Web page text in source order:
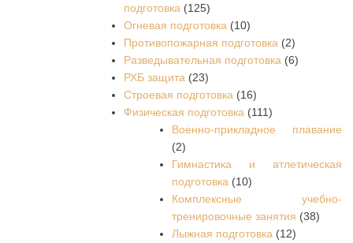
подготовка (125)
Огневая подготовка (10)
Противопожарная подготовка (2)
Разведывательная подготовка (6)
РХБ защита (23)
Строевая подготовка (16)
Физическая подготовка (111)
Военно-прикладное плавание
(2)
Гимнастика и атлетическая
подготовка (10)
Комплексные учебно-
тренировочные занятия (38)
Лыжная подготовка (12)